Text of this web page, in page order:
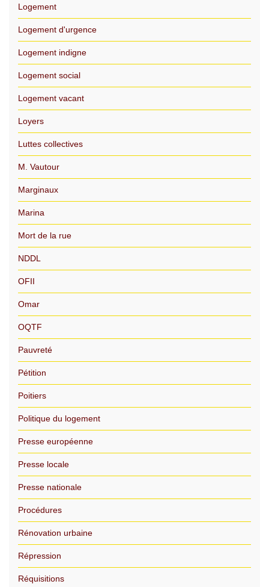
Logement
Logement d'urgence
Logement indigne
Logement social
Logement vacant
Loyers
Luttes collectives
M. Vautour
Marginaux
Marina
Mort de la rue
NDDL
OFII
Omar
OQTF
Pauvreté
Pétition
Poitiers
Politique du logement
Presse européenne
Presse locale
Presse nationale
Procédures
Rénovation urbaine
Répression
Réquisitions